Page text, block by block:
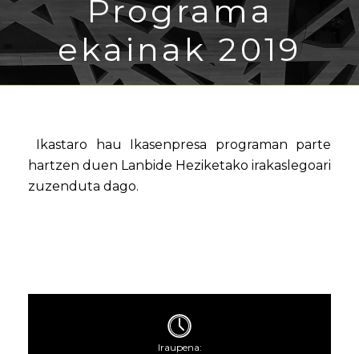
Programa
ekainak 2019
Ikastaro hau Ikasenpresa programan parte
hartzen duen Lanbide Heziketako irakaslegoari
zuzenduta dago.
Iraupena: